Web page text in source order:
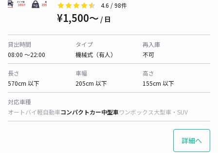
4.6 / 98件
¥1,500〜 / 日
貸出時間
08:00 〜22:00
タイプ
機械式（有人）
再入庫
不可
長さ
570cm 以下
車幅
205cm 以下
高さ
155cm 以下
対応車種
オートバイ軽自動車コンパクトカー中型車ワンボックス大型車・SUV
詳細へ